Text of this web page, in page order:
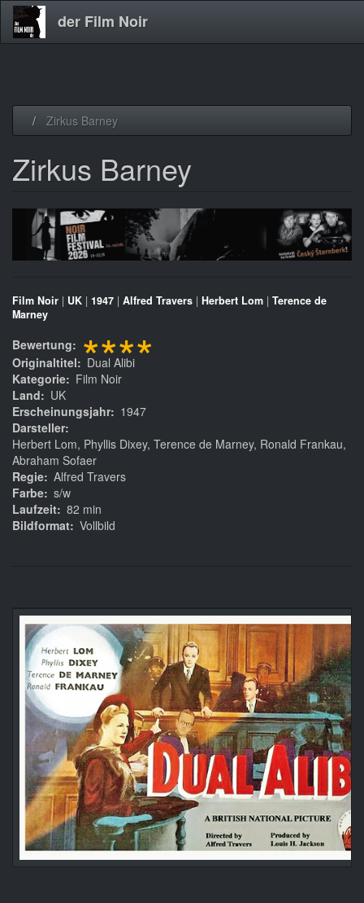
der Film Noir
Zirkus Barney
Zirkus Barney
Film Noir | UK | 1947 | Alfred Travers | Herbert Lom | Terence de
Marney
Bewertung ****
Originaltitel
Dual Alibi
Kategorie
Film Noir
Land
UK
Erscheinungsjahr
1947
Darsteller
Herbert Lom, Phyllis Dixey, Terence de Marney, Ronald Frankau,
Abraham Sofaer
Regie Alfred Travers
Farbe s/w
Laufzeit 82 min
Bildformat Vollbild